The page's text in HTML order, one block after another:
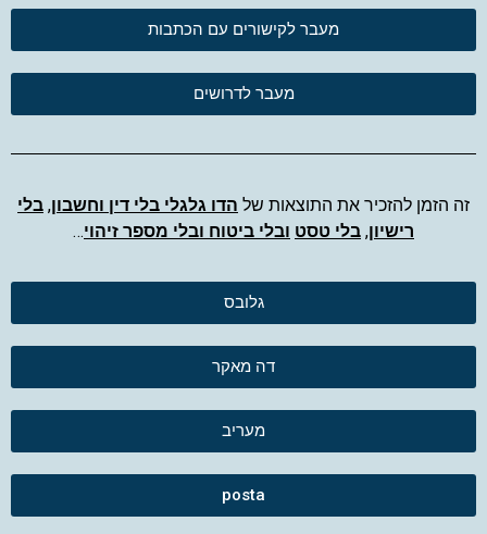
מעבר לקישורים עם הכתבות
מעבר לדרושים
זה הזמן להזכיר את התוצאות של הדו גלגלי בלי דין וחשבון, בלי
רישיון, בלי טסט ובלי ביטוח ובלי מספר זיהוי…
גלובס
דה מאקר
מעריב
posta